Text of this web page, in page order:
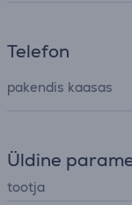
Telefon
pakendis kaasas
Üldine
tootja